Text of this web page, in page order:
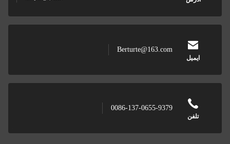
Berturte@163.com
0086-137-0655-9379